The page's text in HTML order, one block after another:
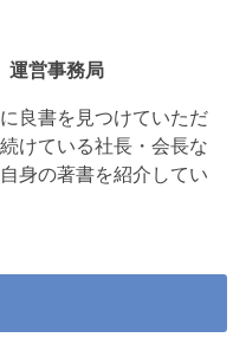
運営事務局
良書を見つけていただ
けている社長・会長な
身の著書を紹介してい